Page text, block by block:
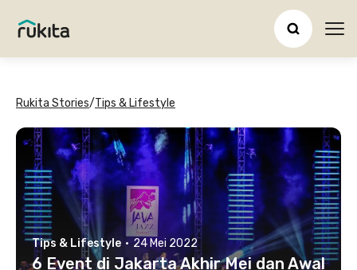
Rukita Stories/Tips & Lifestyle
Tips & Lifestyle · 24 Mei 2022
6 Event di Jakarta Akhir Mei dan Awal